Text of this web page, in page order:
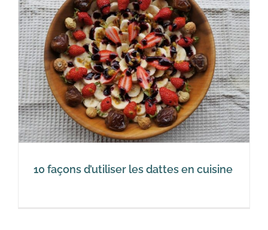
10 façons d’utiliser les dattes en cuisine